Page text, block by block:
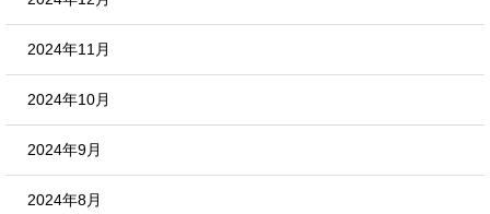
2024年11月
2024年10月
2024年9月
2024年8月